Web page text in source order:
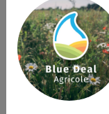
facilite l'accès à
pour les produits
meilleure
génère
activités de
développement
transformateurs